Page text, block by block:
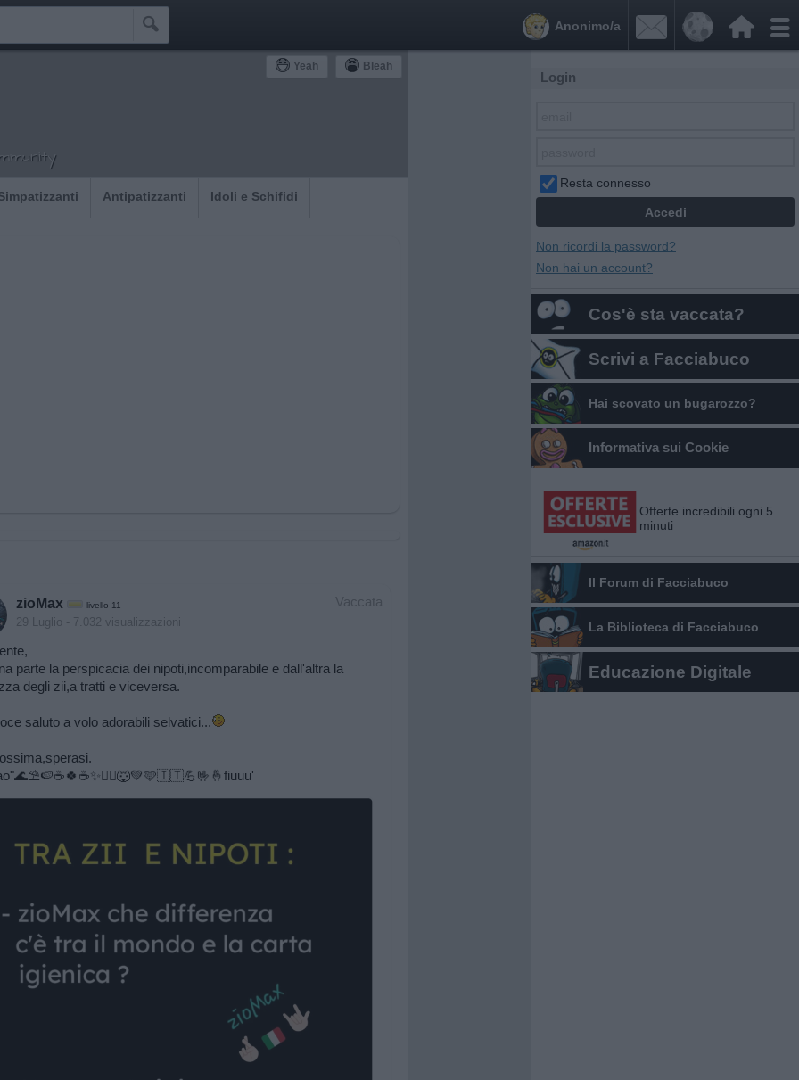
 

Anonimo/a
Yeah Bleah
Antipatizzanti Idoli e Schifidi
Vaccata
zioMax livello 11
29 Luglio - 7.032 visualizzazioni
parte la perspicacia dei nipoti,incomparabile e dall'altra la
degli zii,a tratti e viceversa.
saluto a volo adorabili selvatici...
Login
Resta connesso
Non ricordi la password?
Non hai un account?
Cos'è sta vaccata?
Scrivi a Facciabuco
Hai scovato un bugarozzo?
Informativa sui Cookie
Offerte incredibili ogni 5
minuti
Il Forum di Facciabuco
La Biblioteca di Facciabuco
Educazione Digitale